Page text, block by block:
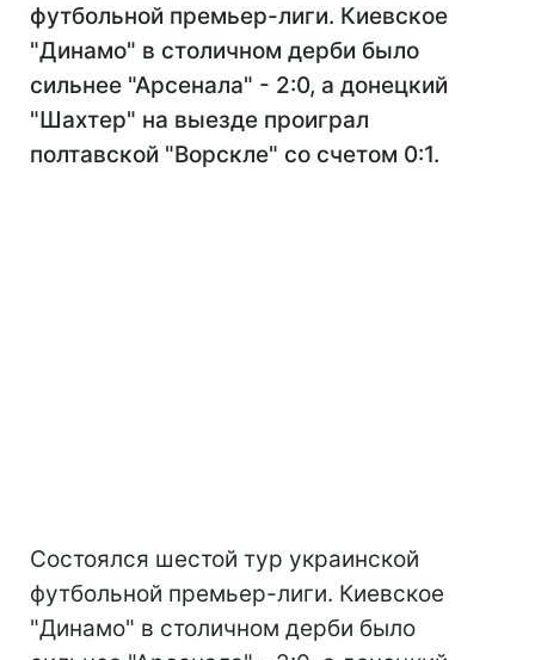
футбольной премьер-лиги. Киевское
"Динамо" в столичном дерби было
сильнее "Арсенала" - 2:0, а донецкий
"Шахтер" на выезде проиграл
полтавской "Ворскле" со счетом 0:1.
Состоялся шестой тур украинской
футбольной премьер-лиги. Киевское
"Динамо" в столичном дерби было